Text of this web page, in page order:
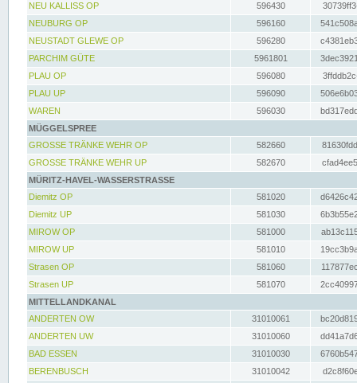
NEU KALLISS OP
596430
NEUBURG OP
596160
NEUSTADT GLEWE OP
596280
PARCHIM GÜTE
5961801
PLAU OP
596080
PLAU UP
596090
WAREN
596030
MÜGGELSPREE
GROSSE TRÄNKE WEHR OP
582660
GROSSE TRÄNKE WEHR UP
582670
MÜRITZ-HAVEL-WASSERSTRASSE
Diemitz OP
581020
Diemitz UP
581030
MIROW OP
581000
MIROW UP
581010
Strasen OP
581060
Strasen UP
581070
MITTELLANDKANAL
ANDERTEN OW
31010061
ANDERTEN UW
31010060
BAD ESSEN
31010030
BERENBUSCH
31010042